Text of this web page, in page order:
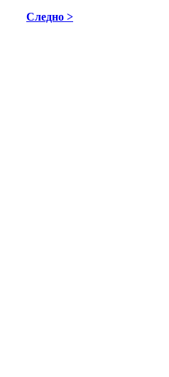
Следно >